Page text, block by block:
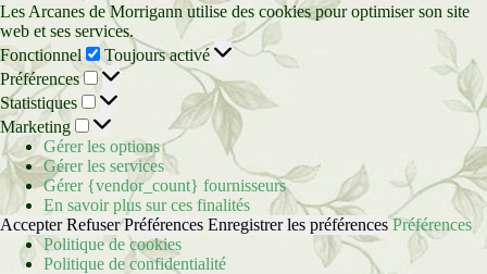
Les Arcanes de Morrigann utilise des cookies pour optimiser son site
web et ses services.
Fonctionnel
Fonctionnel
Toujours activé
Préférences
Préférences
Statistiques Statistiques
Marketing Marketing
Gérer les options
Gérer les services
Gérer {vendor_count} fournisseurs
En savoir plus sur ces finalités
Accepter Refuser Préférences Enregistrer les préférences Préférences
Politique de cookies
Politique de confidentialité